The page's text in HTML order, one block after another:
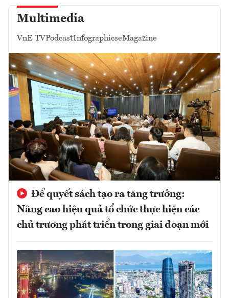
Multimedia
VnE TVPodcastInfographicseMagazine
Để quyết sách tạo ra tăng trưởng:
Nâng cao hiệu quả tổ chức thực hiện các
chủ trương phát triển trong giai đoạn mới